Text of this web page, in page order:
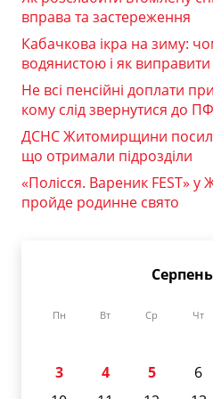
вправа та застереження
Кабачкова ікра на зиму:
водянистою і як
Не всі пенсійні доплати
кому слід звернутися до
ДСНС Житомирщини
що отримали підрозділи
«Полісся. Вареник FEST» у
пройде родинне свято
Пн Вт Ср Чт
3
4 5 6